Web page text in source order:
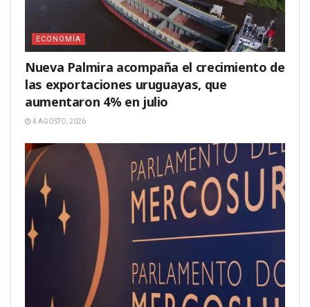
ECONOMÍA
Nueva Palmira acompaña el crecimiento de
las exportaciones uruguayas, que
aumentaron 4% en julio
4 AGOSTO, 2026